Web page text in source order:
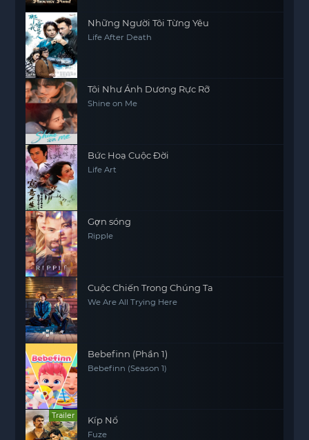
Những Người Tôi Từng Yêu
Life After Death
Tôi Như Ánh Dương Rực Rỡ
Shine on Me
Bức Hoạ Cuộc Đời
Life Art
Gợn sóng
Ripple
Cuộc Chiến Trong Chúng Ta
We Are All Trying Here
Bebefinn (Phần 1)
Bebefinn (Season 1)
Trailer Kíp Nổ
Fuze